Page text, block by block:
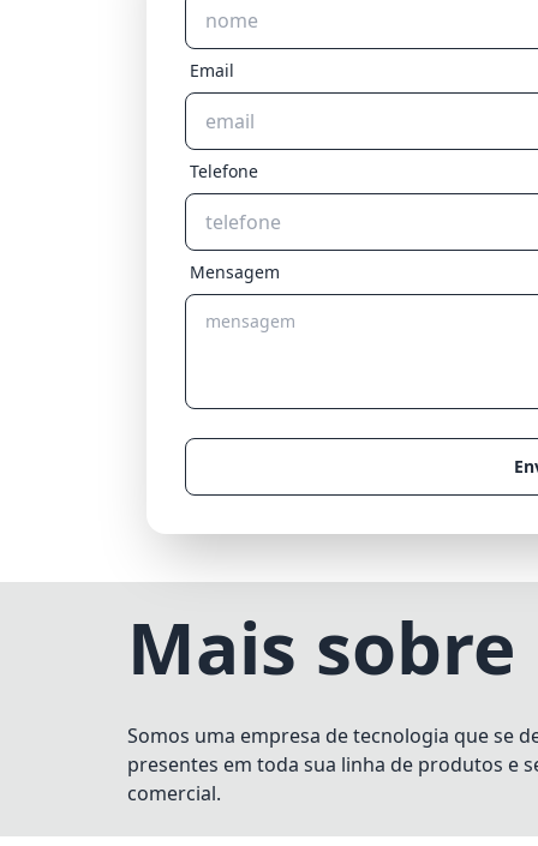
Email
Telefone
Mensagem
Mais
Somos uma empresa de tecnologia que se
presentes em toda sua linha de produtos e
comercial.